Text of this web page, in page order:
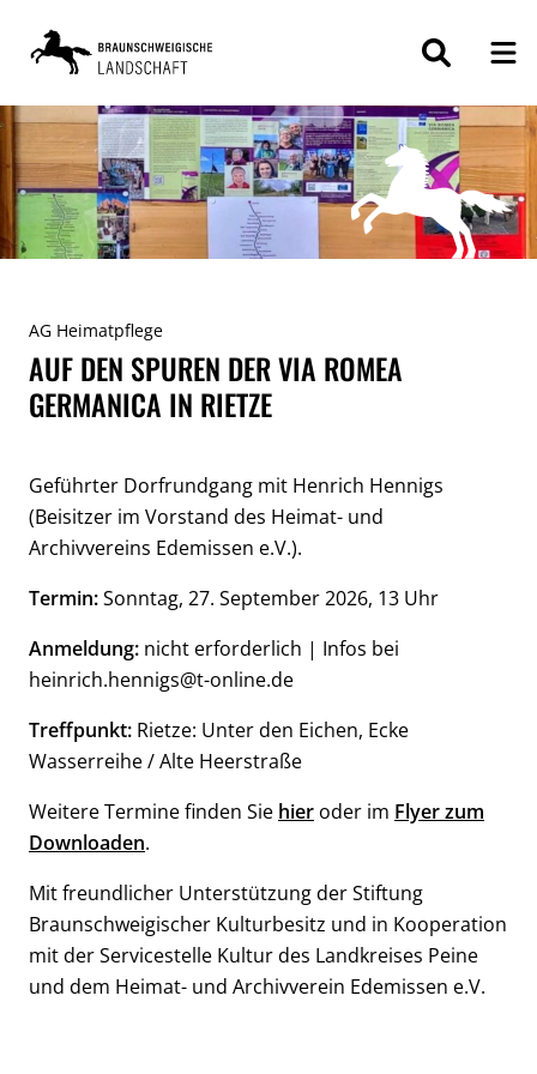
ZUM
INHALT
AG Heimatpflege
AUF DEN SPUREN DER VIA ROMEA
GERMANICA IN RIETZE
Geführter Dorfrundgang mit Henrich Hennigs
(Beisitzer im Vorstand des Heimat- und
Archivvereins Edemissen e.V.).
Termin:Sonntag, 27. September 2026, 13 Uhr
Anmeldung: nicht erforderlich | Infos bei
heinrich.hennigs@t-online.de
Treffpunkt: Rietze: Unter den Eichen, Ecke
Wasserreihe / Alte Heerstraße
Weitere Termine finden Sie hier oder im Flyer zum
Downloaden.
Mit freundlicher Unterstützung der Stiftung
Braunschweigischer Kulturbesitz und in Kooperation
mit der Servicestelle Kultur des Landkreises Peine
und dem Heimat- und Archivverein Edemissen e.V.